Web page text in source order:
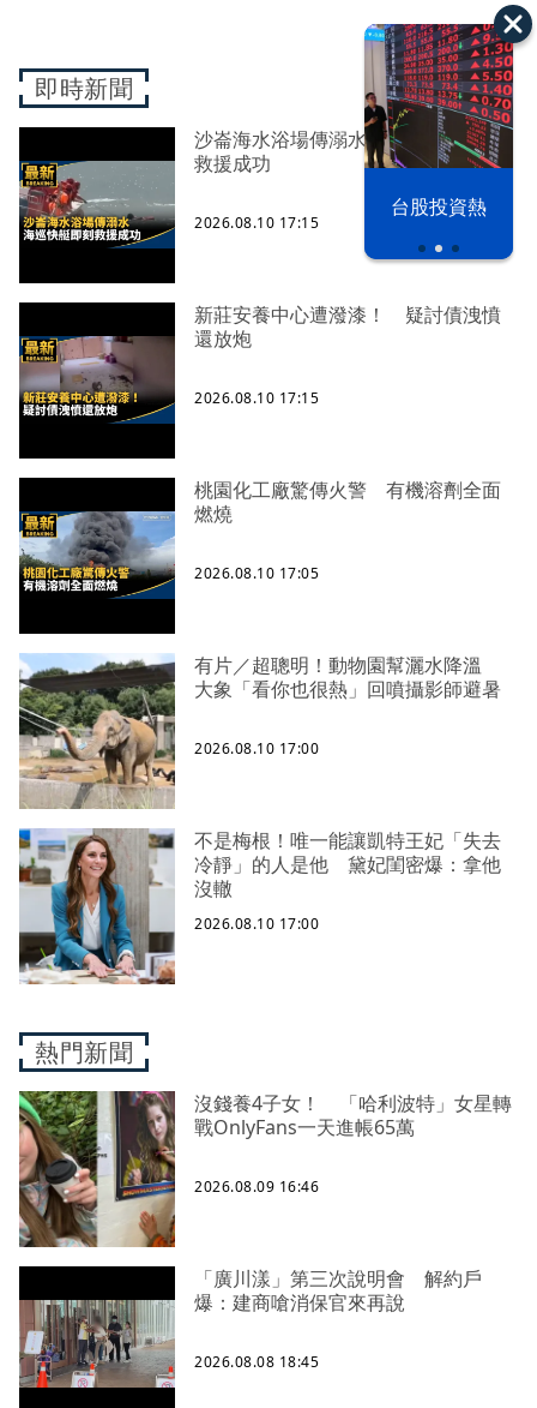
台股投資熱
即時新聞
沙崙海水浴場傳溺水 海巡快艇即刻
救援成功
2026.08.10 17:15
新莊安養中心遭潑漆！ 疑討債洩憤
還放炮
2026.08.10 17:15
桃園化工廠驚傳火警 有機溶劑全面
燃燒
2026.08.10 17:05
有片／超聰明！動物園幫灑水降溫
大象「看你也很熱」回噴攝影師避暑
2026.08.10 17:00
不是梅根！唯一能讓凱特王妃「失去
冷靜」的人是他 黛妃閨密爆：拿他
沒轍
2026.08.10 17:00
熱門新聞
沒錢養4子女！ 「哈利波特」女星轉
戰OnlyFans一天進帳65萬
2026.08.09 16:46
「廣川漾」第三次說明會 解約戶
爆：建商嗆消保官來再說
2026.08.08 18:45